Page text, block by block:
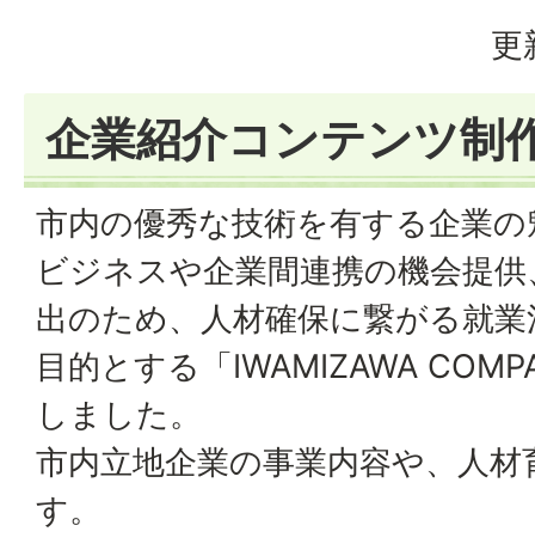
更
企業紹介コンテンツ制
市内の優秀な技術を有する企業
ビジネスや企業間連携の機会提
出のため、人材確保に繋がる就
目的とする「IWAMIZAWA
しました。
市内立地企業の事業内容や、人
す。